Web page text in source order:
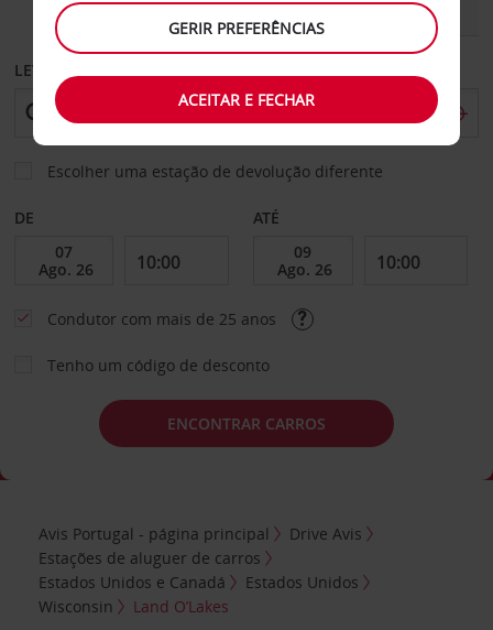
CARRO COMERCIAIS
LEVANTAR EM
Escolher uma estação de devolução diferente
DE ATÉ
Condutor com mais de 25 anos
Tenho um código de desconto
ENCONTRAR CARROS
Avis Portugal - página principal
Drive Avis
Estações de aluguer de carros
Estados Unidos e Canadá
Estados Unidos
Wisconsin
Land O’Lakes
GERIR PREFERÊNCIAS
ACEITAR E FECHAR